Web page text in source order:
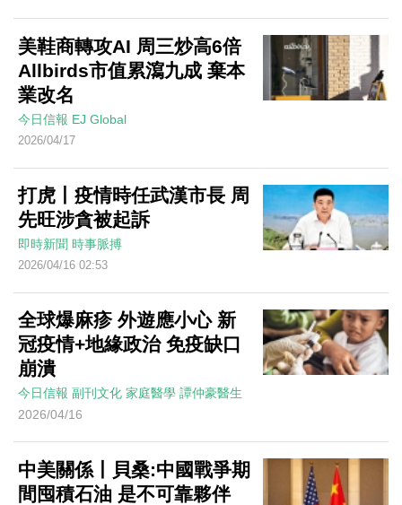
美鞋商轉攻AI 周三炒高6倍
Allbirds市值累瀉九成 棄本
業改名
今日信報 EJ Global
2026/04/17
打虎丨疫情時任武漢市長 周
先旺涉貪被起訴
即時新聞 時事脈搏
2026/04/16 02:53
全球爆麻疹 外遊應小心 新
冠疫情+地緣政治 免疫缺口
崩潰
今日信報 副刊文化 家庭醫學 譚仲豪醫生
2026/04/16
中美關係丨貝桑:中國戰爭期
間囤積石油 是不可靠夥伴